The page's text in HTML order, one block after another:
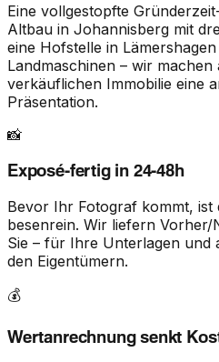
Eine vollgestopfte
Altbau in Johannisberg mit
eine Hofstelle in
Landmaschinen – wir
verkäuflichen Immobilie eine
Präsentation.
📸
Exposé-fertig in 24-48h
Bevor Ihr Fotograf kommt, ist
besenrein. Wir liefern
Sie – für Ihre Unterlagen und
den Eigentümern.
💰
Wertanrechnung senkt